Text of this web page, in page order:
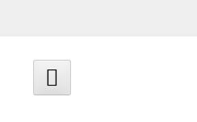
innehåll
Huvudmeny